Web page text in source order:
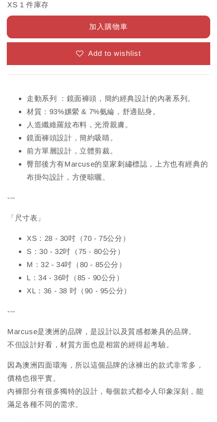
XS 1 件庫存
加入購物車
Add to wishlist
走動系列 ：鏡面褲頭，簡約經典設計的內著系列。
材質：93%嫘縈 & 7%氨綸，舒適貼身。
人造纖維羅紋布料，光滑親膚。
鏡面褲頭設計，簡約吸睛。
前方單層設計，立體剪裁。
臀部後方有Marcuse的皇家刺繡標誌，上方也有經典的
布掛勾設計，方便晾曬。
---
「尺寸表」
XS：28 - 30吋（70 - 75公分）
S：30 - 32吋（75 - 80公分）
M：32 - 34吋（80 - 85公分）
L：34 - 36吋（85 - 90公分）
XL：36 - 38 吋（90 - 95公分）
---
Marcuse是澳洲的品牌，是設計以及質感都兼具的品牌。
不但設計好看，材質方面也是相當的經得起考驗。
因為澳洲四面環海，所以這個品牌的泳褲出的款式非常多，
價格也很平實。
內褲部分有很多獨特的設計，每個款式都令人印象深刻，能
滿足各種不同的需求。